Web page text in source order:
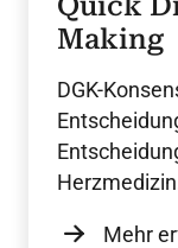
Making
DGK-
Mehr